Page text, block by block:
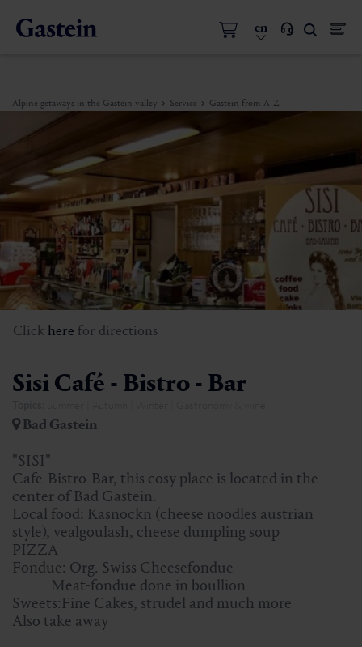
en
Alpine getaways in the Gastein valley Service Gastein from A-Z
Click here for directions
Sisi Café - Bistro - Bar
Bad Gastein
"SISI"
Cafe-Bistro-Bar, this cosy place is located in the
center of Bad Gastein.
Local food: Kasnockn (cheese noodles austrian
style), vealgoulash, cheese dumpling soup
PIZZA
Fondue: Org. Swiss Cheesefondue
Meat-fondue done in boullion
Sweets:Fine Cakes, strudel and much more
Also take away